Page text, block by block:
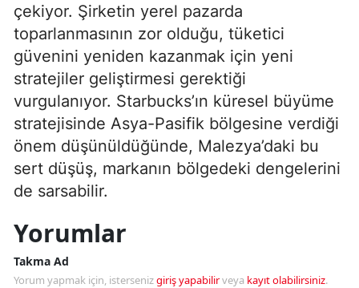
çekiyor. Şirketin yerel pazarda
toparlanmasının zor olduğu, tüketici
güvenini yeniden kazanmak için yeni
stratejiler geliştirmesi gerektiği
vurgulanıyor. Starbucks’ın küresel büyüme
stratejisinde Asya-Pasifik bölgesine verdiği
önem düşünüldüğünde, Malezya’daki bu
sert düşüş, markanın bölgedeki dengelerini
de sarsabilir.
Yorumlar
Takma Ad
Yorum yapmak için, istersenizgiriş yapabilirveya kayıt olabilirsiniz.